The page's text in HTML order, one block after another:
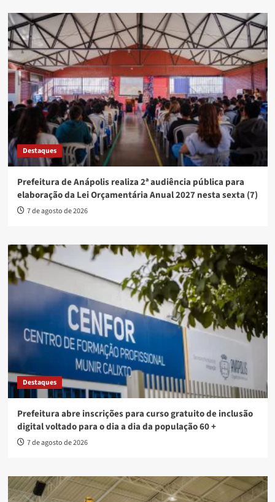
Destaques
Prefeitura de Anápolis realiza 2ª audiência pública para
elaboração da Lei Orçamentária Anual 2027 nesta sexta (7)
7 de agosto de 2026
Destaques
Prefeitura abre inscrições para curso gratuito de inclusão
digital voltado para o dia a dia da população 60 +
7 de agosto de 2026